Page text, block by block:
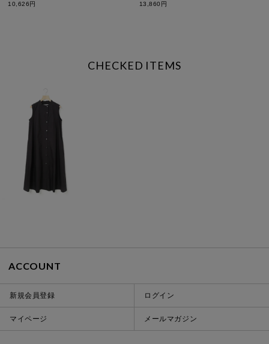
10,626円 13,860円
CHECKED ITEMS
ACCOUNT
新規会員登録 ログイン
マイページ メールマガジン